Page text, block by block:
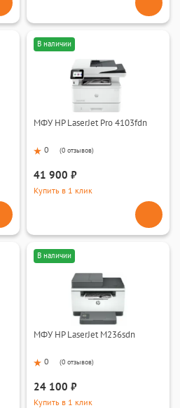
В наличии
МФУ HP LaserJet Pro 4103fdn
0 (0 отзывов)
41 900 ₽
Купить в 1 клик
В наличии
МФУ HP LaserJet M236sdn
0 (0 отзывов)
24 100 ₽
Купить в 1 клик